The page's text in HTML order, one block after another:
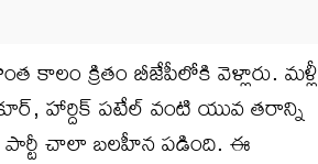
కాలం క్రితం బీజేపీలోకి వెళ్లారు. మళ్లీ
హార్దిక్ పటేల్ వంటి యువ తరాన్ని
పార్టీ చాలా బలహీన పడింది. ఈ